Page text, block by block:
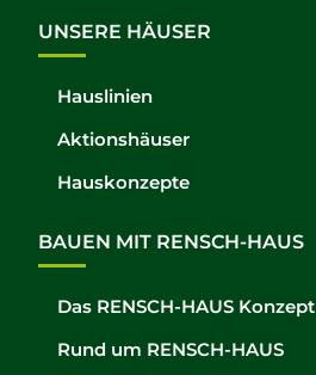
UNSERE HÄUSER
Hauslinien
Aktionshäuser
Hauskonzepte
BAUEN MIT RENSCH-HAUS
Das RENSCH-HAUS Konzept
Rund um RENSCH-HAUS